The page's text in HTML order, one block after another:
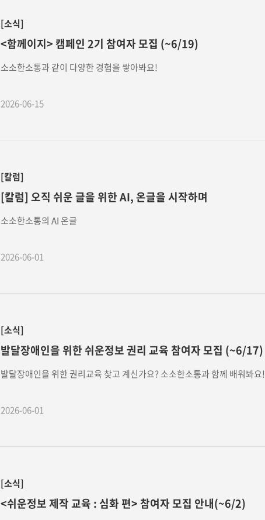
[소식]
<함께이지> 캠페인 2기 참여자 모집 (~6/19)
소소한소통과 같이 다양한 경험을 쌓아봐요!
2026-06-15
[칼럼]
[칼럼] 오직 쉬운 글을 위한 AI, 온글을 시작하며
소소한소통의 AI 온글
2026-06-01
[소식]
발달장애인을 위한 쉬운정보 권리 교육 참여자 모집 (~6/17)
발달장애인을 위한 권리교육 찾고 계신가요? 소소한소통과 함께 배워봐요!
2026-06-01
[소식]
<쉬운정보 제작 교육 : 심화 편> 참여자 모집 안내(~6/2)